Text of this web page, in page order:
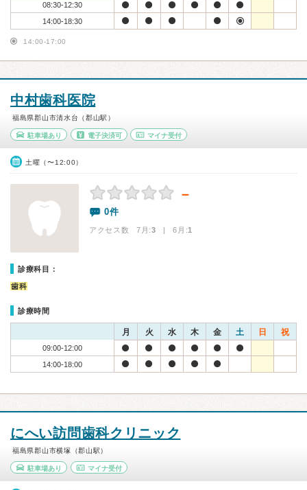
08:30-12:30
14:00-18:30
14:00-17:00
中村歯科医院
福島県郡山市清水台（郡山駅）
駐車場あり 電子決済可 マイナ受付
土曜（〜12:00）
－
0件
アクセス数 7月:3 | 6月:1
診療科目：
歯科
診療時間
月 火 水 木 金 土 日 祝
09:00-12:00
14:00-18:00
にへい訪問歯科クリニック
福島県郡山市横塚（郡山駅）
駐車場あり マイナ受付